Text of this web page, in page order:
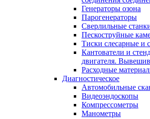
Генераторы озона
Парогенераторы
Сверлильные
Пескоструйные
Тиски слесарные и
Кантователи и
двигателя.
Расходные
Диагностическое
Автомобильные
Видеоэндоскопы
Компрессометры
Манометры